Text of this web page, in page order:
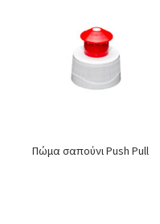
Πώμα σαπούνι Push Pull